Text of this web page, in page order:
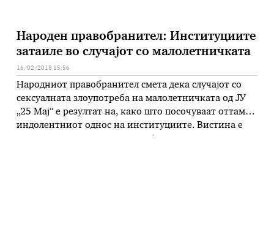
Народен правобранител: Институциите
затаиле во случајот со малолетничката
16/02/2018 15:56
Народниот правобранител смета дека случајот со
сексуалната злоупотреба на малолетничката од ЈУ
„25 Мај“ е резултат на, како што посочуваат оттаму,
индолентниот однос на институциите. Вистина е